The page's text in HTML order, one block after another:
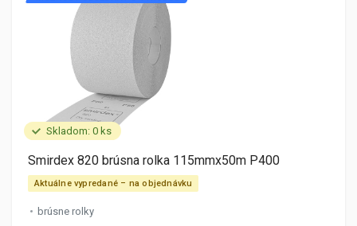
Skladom: 0 ks
Smirdex 820 brúsna rolka 115mmx50m P400
Aktuálne vypredané – na objednávku
brúsne rolky